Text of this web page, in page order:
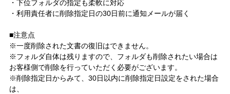
・下位フォルダの指定も柔軟に対応
・利用責任者に削除指定日の30日前に通知メールが届く
■注意点
※一度削除された文書の復旧はできません。
※フォルダ自体は残りますので、フォルダも削除されたい場合は
お客様側で削除を行っていただく必要がございます。
※削除指定日からみて、30日以内に削除指定日設定をされた場合
は、